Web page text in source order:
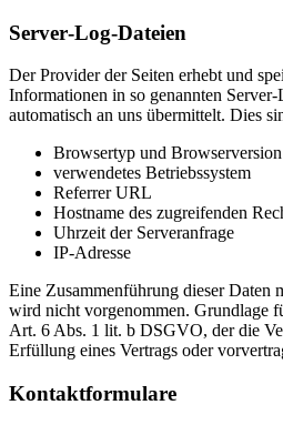
Server‐Log‐Dateien
Der Provider der Seiten erhebt und
Informationen in so genannten
automatisch an uns übermittelt. Dies
Browsertyp und Browserversion
verwendetes Betriebssystem
Referrer URL
Hostname des zugreifenden
Uhrzeit der Serveranfrage
IP‐Adresse
Eine Zusammenführung dieser Daten
wird nicht vorgenommen. Grundlage
Art. 6 Abs. 1 lit. b DSGVO, der die
Erfüllung eines Vertrags oder
Kontaktformulare